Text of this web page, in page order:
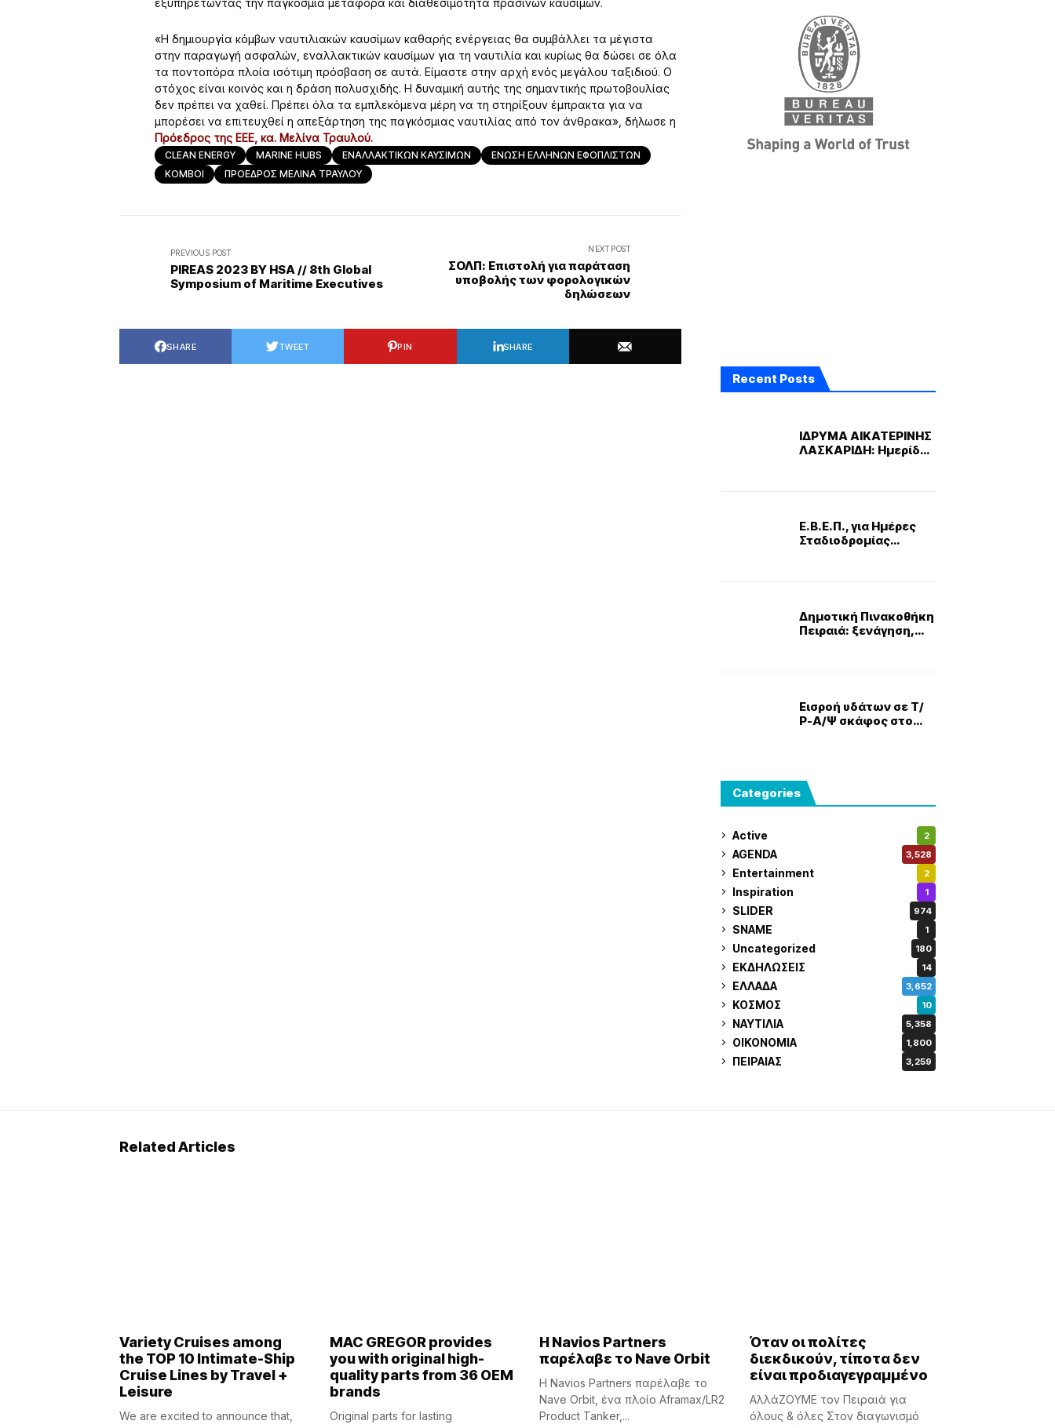
εξυπηρετώντας την παγκόσμια μεταφορά και διαθεσιμότητα πράσινων καυσίμων.
«Η δημιουργία κόμβων ναυτιλιακών καυσίμων καθαρής ενέργειας θα συμβάλλει τα μέγιστα
στην παραγωγή ασφαλών, εναλλακτικών καυσίμων για τη ναυτιλία και κυρίως θα δώσει σε όλα
τα ποντοπόρα πλοία ισότιμη πρόσβαση σε αυτά. Είμαστε στην αρχή ενός μεγάλου ταξιδιού. Ο
στόχος είναι κοινός και η δράση πολυσχιδής. Η δυναμική αυτής της σημαντικής πρωτοβουλίας
δεν πρέπει να χαθεί. Πρέπει όλα τα εμπλεκόμενα μέρη να τη στηρίξουν έμπρακτα για να
μπορέσει να επιτευχθεί η απεξάρτηση της παγκόσμιας ναυτιλίας από τον άνθρακα», δήλωσε η
Πρόεδρος της ΕΕΕ, κα. Μελίνα Τραυλού.
CLEAN ENERGY MARINE HUBS ΕΝΑΛΛΑΚΤΙΚΩΝ ΚΑΥΣΙΜΩΝ
ΕΝΩΣΗ ΕΛΛΗΝΩΝ ΕΦΟΠΛΙΣΤΩΝ
ΚΟΜΒΟΙ
ΠΡΟΕΔΡΟΣ ΜΕΛΙΝΑ ΤΡΑΥΛΟΥ
PREVIOUS POST
PIREAS 2023 BY HSA // 8th Global
Symposium of Maritime Executives
NEXT POST
ΣΟΛΠ: Επιστολή για παράταση
υποβολής των φορολογικών
δηλώσεων
SHARE TWEET PIN SHARE
Recent Posts
ΙΔΡΥΜΑ ΑΙΚΑΤΕΡΙΝΗΣ
ΛΑΣΚΑΡΙΔΗ: Ημερίδα
Ε.Β.Ε.Π., για Ημέρες
Σταδιοδρομίας
Δημοτική Πινακοθήκη
Πειραιά: ξενάγηση,
Εισροή υδάτων σε Τ/
Ρ-Α/Ψ σκάφος στο
Categories
Active 2
AGENDA 3,528
Entertainment 2
Inspiration 1
SLIDER 974
SNAME 1
Uncategorized 180
ΕΚΔΗΛΩΣΕΙΣ 14
ΕΛΛΑΔΑ 3,652
ΚΟΣΜΟΣ 10
ΝΑΥΤΙΛΙΑ 5,358
ΟΙΚΟΝΟΜΙΑ 1,800
ΠΕΙΡΑΙΑΣ 3,259
Related Articles
Variety Cruises among
the TOP 10 Intimate-Ship
Cruise Lines by Travel +
Leisure
We are excited to announce that,
MAC GREGOR provides
you with original high-
quality parts from 36 OEM
brands
Original parts for lasting
Η Navios Partners
παρέλαβε το Nave Orbit
Η Navios Partners παρέλαβε το
Nave Orbit, ένα πλοίο Aframax/LR2
Product Tanker,...
Όταν οι πολίτες
διεκδικούν, τίποτα δεν
είναι προδιαγεγραμμένο
ΑλλάΖΟΥΜΕ τον Πειραιά για
όλους & όλες Στον διαγωνισμό